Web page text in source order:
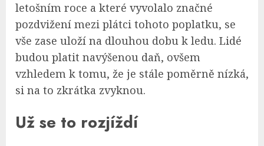
letošním roce a které vyvolalo značné
pozdvižení mezi plátci tohoto poplatku, se
vše zase uloží na dlouhou dobu k ledu. Lidé
budou platit navýšenou daň, ovšem
vzhledem k tomu, že je stále poměrně nízká,
si na to zkrátka zvyknou.
Už se to rozjíždí